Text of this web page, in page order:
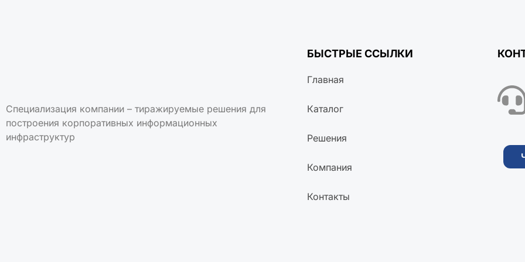
Специализация компании – тиражируемые решения для
построения корпоративных информационных
инфраструктур
БЫСТРЫЕ ССЫЛКИ
Главная
Каталог
Решения
Компания
Контакты